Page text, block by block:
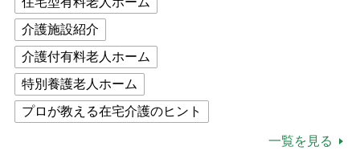
介護施設紹介
介護付有料老人ホーム
特別養護老人ホーム
プロが教える在宅介護のヒント
一覧を見る